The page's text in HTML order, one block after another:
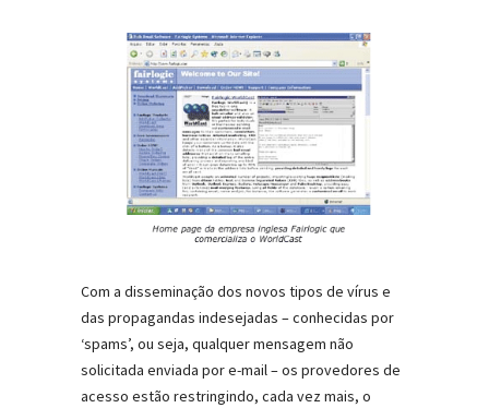
Com a disseminação dos novos tipos de vírus e
das propagandas indesejadas – conhecidas por
‘spams’, ou seja, qualquer mensagem não
solicitada enviada por e-mail – os provedores de
acesso estão restringindo, cada vez mais, o